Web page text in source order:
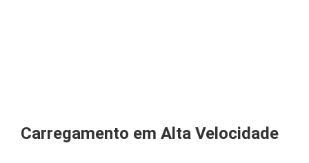
Carregamento em Alta Velocidade